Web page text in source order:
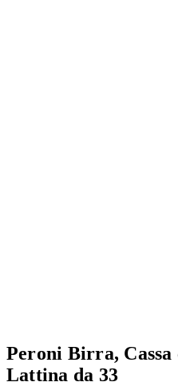
Peroni Birra,
Lattina da 33